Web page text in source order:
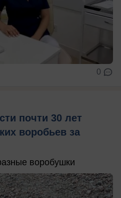
0
почти 30 лет
воробьев за
воробушки